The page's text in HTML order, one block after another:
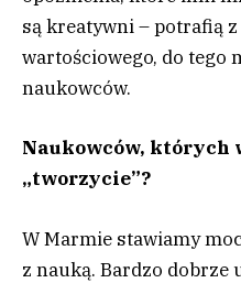
są kreatywni – potrafią
wartościowego, do tego
naukowców.
Naukowców, których
„tworzycie”?
W Marmie stawiamy
z nauką. Bardzo dobrze